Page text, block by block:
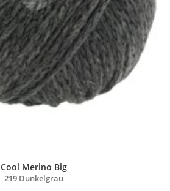
Cool Merino Big
219 Dunkelgrau